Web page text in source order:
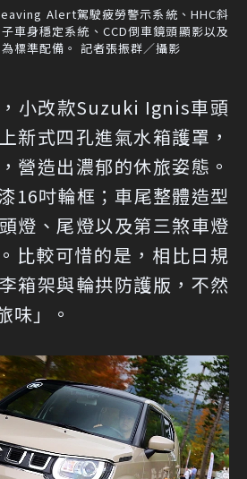
Alert駕駛疲勞警示系統、HHC斜
車身穩定系統、CCD倒車鏡頭顯影以及
標準配備。 記者張振群／攝影
小改款Suzuki Ignis車頭
新式四孔進氣水箱護罩，
營造出濃郁的休旅姿態。
16吋輪框；車尾整體造型
燈、尾燈以及第三煞車燈
比較可惜的是，相比日規
箱架與輪拱防護版，不然
味」。